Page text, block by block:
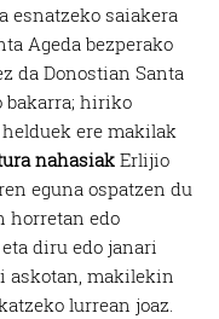
esnatzeko saiakera
Ageda bezperako
da Donostian Santa
bakarra; hiriko
ere makilak
nahasiak Erlijio
eguna ospatzen du
horretan edo
diru edo janari
askotan, makilekin
lurrean joaz.